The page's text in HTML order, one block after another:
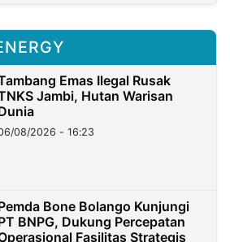
Emas Ilegal Rusak
Jambi, Hutan Warisan
08/2026 - 16:23
Bone Bolango Kunjungi
BNPG, Dukung Percepatan
Fasilitas Strategis